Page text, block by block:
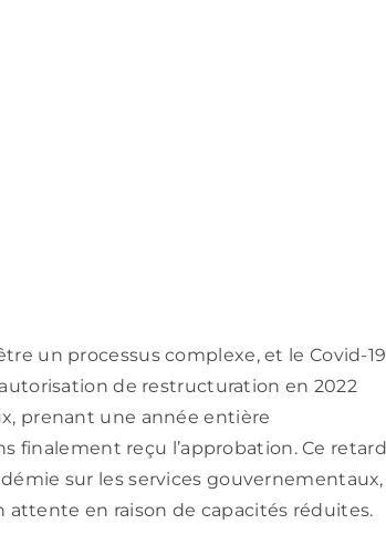
un processus complexe, et le Covid-19
de restructuration en 2022
prenant une année entière
finalement reçu l’approbation. Ce retard
sur les services gouvernementaux,
en raison de capacités réduites.